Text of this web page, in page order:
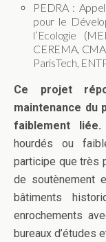
PEDRA :
pour le
l’Ecologie
CEREMA,
ParisTech,
Ce projet
maintenance du
faiblement liée.
hourdés ou
participe que très
de soutènement
bâtiments
enrochements
bureaux d’études